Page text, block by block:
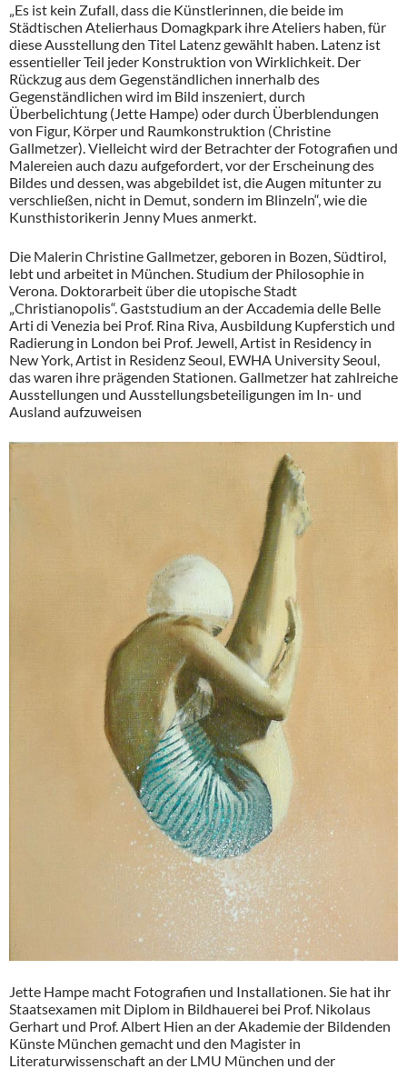
„Es ist kein Zufall, dass die Künstlerinnen, die beide im
Städtischen Atelierhaus Domagkpark ihre Ateliers haben, für
diese Ausstellung den Titel Latenz gewählt haben. Latenz ist
essentieller Teil jeder Konstruktion von Wirklichkeit. Der
Rückzug aus dem Gegenständlichen innerhalb des
Gegenständlichen wird im Bild inszeniert, durch
Überbelichtung (Jette Hampe) oder durch Überblendungen
von Figur, Körper und Raumkonstruktion (Christine
Gallmetzer). Vielleicht wird der Betrachter der Fotografien und
Malereien auch dazu aufgefordert, vor der Erscheinung des
Bildes und dessen, was abgebildet ist, die Augen mitunter zu
verschließen, nicht in Demut, sondern im Blinzeln“, wie die
Kunsthistorikerin Jenny Mues anmerkt.
Die Malerin Christine Gallmetzer, geboren in Bozen, Südtirol,
lebt und arbeitet in München. Studium der Philosophie in
Verona. Doktorarbeit über die utopische Stadt
„Christianopolis“. Gaststudium an der Accademia delle Belle
Arti di Venezia bei Prof. Rina Riva, Ausbildung Kupferstich und
Radierung in London bei Prof. Jewell, Artist in Residency in
New York, Artist in Residenz Seoul, EWHA University Seoul,
das waren ihre prägenden Stationen. Gallmetzer hat zahlreiche
Ausstellungen und Ausstellungsbeteiligungen im In- und
Ausland aufzuweisen
Jette Hampe macht Fotografien und Installationen. Sie hat ihr
Staatsexamen mit Diplom in Bildhauerei bei Prof. Nikolaus
Gerhart und Prof. Albert Hien an der Akademie der Bildenden
Künste München gemacht und den Magister in
Literaturwissenschaft an der LMU München und der